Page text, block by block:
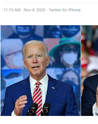
ட்ரம்பின் பதிவுக்கு டுவிட்டர்
நிர்வ...